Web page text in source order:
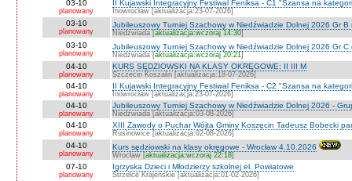
03-10
planowany
II Kujawski Integracyjny Festiwal Feniksa - C1 "Szansa na
Inowrocław [aktualizacja:23-07-2026]
03-10
planowany
Jubileuszowy Turniej Szachowy w Niedźwiadzie Dolnej 2026 Gr
Niedźwiada [aktualizacja:wczoraj 14:30]
03-10
planowany
Jubileuszowy Turniej Szachowy w Niedźwiadzie Dolnej 2026 Gr
Niedźwiada [aktualizacja:wczoraj 20:21]
04-10
planowany
KURS SĘDZIOWSKI NA KLASY OKRĘGOWE: II III M
Szczecin Koszalin [aktualizacja:18-07-2026]
04-10
planowany
II Kujawski Integracyjny Festiwal Feniksa - C2 "Szansa na
Inowrocław [aktualizacja:23-07-2026]
04-10
planowany
Jubileuszowy Turniej Szachowy w Niedźwiadzie Dolnej 2026 -
Niedżwiada [aktualizacja:03-08-2026]
04-10
planowany
XIII Zawody o Puchar Wójta Gminy Koszęcin Tadeusz Bobecki
Rusinowice [aktualizacja:02-08-2026]
04-10
planowany
Kurs sędziowski na klasy okręgowe - Wrocław 4.10.2026
Wrocław [aktualizacja:wczoraj 22:18]
07-10
planowany
Igrzyska Dzieci i Młodzierzy szkolnej el. Powiatowe
Strzelce Krajeńskie [aktualizacja:01-02-2026]